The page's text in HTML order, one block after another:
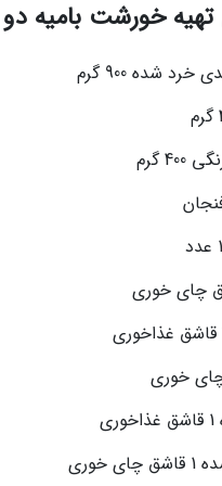
تهیه خورشت بامیه دو
شده 900 گرم
گرم